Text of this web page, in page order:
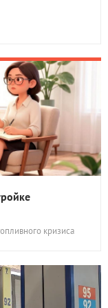
кризиса